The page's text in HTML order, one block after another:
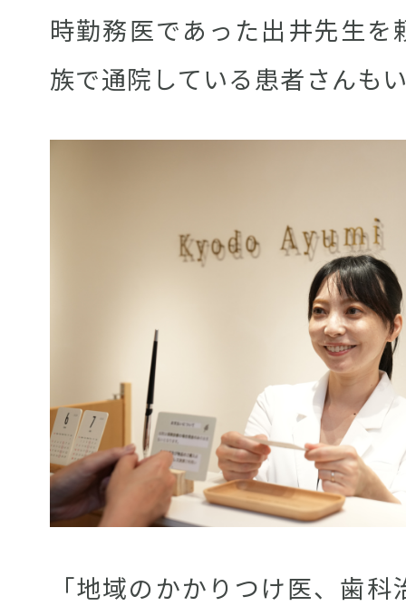
時勤務医であった出井先生を
族で通院している患者さんも
「地域のかかりつけ医、歯